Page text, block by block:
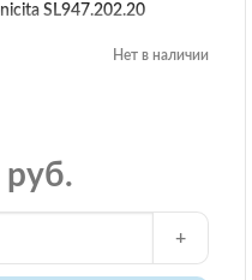
SL947.202.20
Нет в наличии
+